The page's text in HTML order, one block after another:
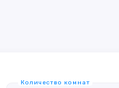
Количество комнат